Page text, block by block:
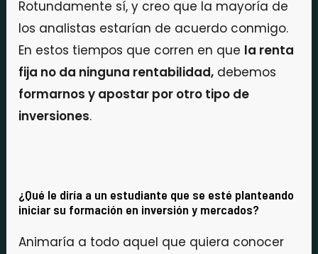
Rotundamente sí, y creo que la mayoría de
los analistas estarían de acuerdo conmigo.
En estos tiempos que corren en que la renta
fija no da ninguna rentabilidad, debemos
formarnos y apostar por otro tipo de
inversiones.
¿Qué le diría a un estudiante que se esté planteando
iniciar su formación en inversión y mercados?
Animaría a todo aquel que quiera conocer